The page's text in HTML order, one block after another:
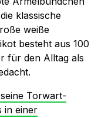
klassische
weiße
besteht aus 100
für den Alltag als
Torwart-
in einer